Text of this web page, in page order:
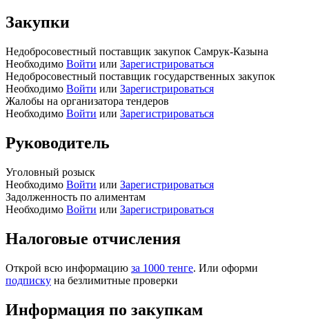
Закупки
Недобросовестный поставщик закупок Самрук-Казына
Необходимо Войти или Зарегистрироваться
Недобросовестный поставщик государственных закупок
Необходимо Войти или Зарегистрироваться
Жалобы на организатора тендеров
Необходимо Войти или Зарегистрироваться
Руководитель
Уголовный розыск
Необходимо Войти или Зарегистрироваться
Задолженность по алиментам
Необходимо Войти или Зарегистрироваться
Налоговые отчисления
Открой всю информацию за 1000 тенге. Или оформи
подписку на безлимитные проверки
Информация по закупкам